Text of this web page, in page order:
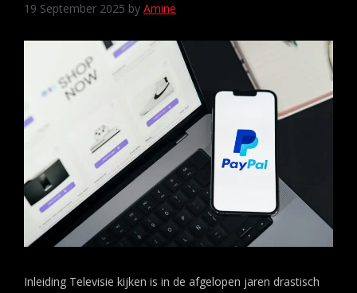
19 September 2025 by Amine
Inleiding Televisie kijken is in de afgelopen jaren drastisch